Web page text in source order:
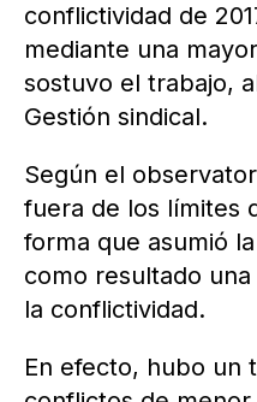
conflictividad de
mediante una
sostuvo el trabajo,
Gestión sindical.
Según el
fuera de los límites
forma que asumió
como resultado
la conflictividad.
En efecto, hubo un